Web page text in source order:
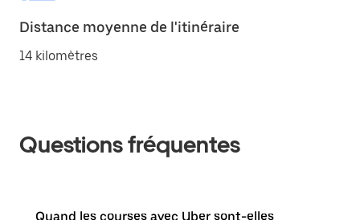
Distance moyenne de l'itinéraire
14 kilomètres
Questions fréquentes
Quand les courses avec Uber sont-elles